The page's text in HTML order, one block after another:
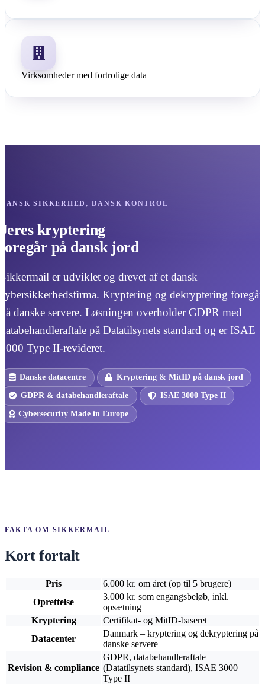
Virksomheder med fortrolige data
DANSK SIKKERHED, DANSK KONTROL
Jeres kryptering
foregår på dansk jord
Sikkermail er udviklet og drevet af et dansk
cybersikkerhedsfirma. Kryptering og dekryptering foregår
på danske servere. Løsningen overholder GDPR med
databehandleraftale på Datatilsynets standard og er ISAE
3000 Type II-revideret.
Danske datacentre Kryptering & MitID på dansk jord
GDPR & databehandleraftale ISAE 3000 Type II
Cybersecurity Made in Europe
FAKTA OM SIKKERMAIL
Kort fortalt
Pris
6.000 kr. om året (op til 5 brugere)
Oprettelse
3.000 kr. som engangsbeløb, inkl.
opsætning
Kryptering
Certifikat- og MitID-baseret
Datacenter
Danmark – kryptering og dekryptering på
danske servere
Revision & compliance
GDPR, databehandleraftale
(Datatilsynets standard), ISAE 3000
Type II